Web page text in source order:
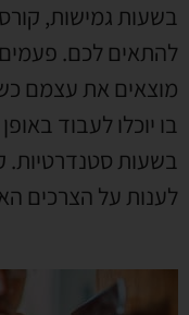
בשעות גמישות,
להתאים לכם.
מוצאים את עצמם
בו יוכלו לעבוד
בשעות סטנדרטיות.
לענות על הצרכים